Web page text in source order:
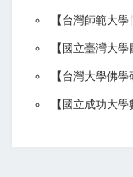
【台灣師範大學
【 國立臺灣大學
【台灣大學佛學
【 國立成功大